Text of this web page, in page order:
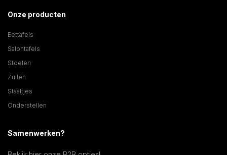
Onze producten
Eettafels
Salontafels
Stoelen
Zuilen
Staaltjes
Onderstellen
Samenwerken?